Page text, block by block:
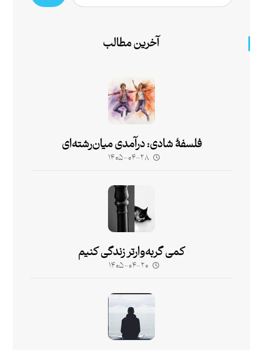
آخرین مطالب
فلسفۀ شادی: درآمدی میان‌رشته‌ای
۱۴۰۵-۰۴-۲۸
کمی گربه‌وارتر زندگی کنیم
۱۴۰۵-۰۴-۲۰